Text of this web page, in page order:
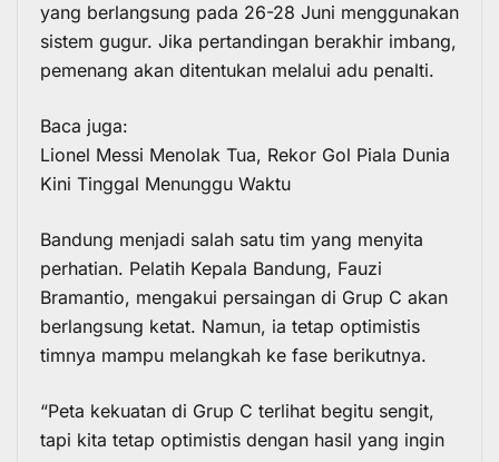
yang berlangsung pada 26-28 Juni menggunakan
sistem gugur. Jika pertandingan berakhir imbang,
pemenang akan ditentukan melalui adu penalti.
Baca juga:
Lionel Messi Menolak Tua, Rekor Gol Piala Dunia
Kini Tinggal Menunggu Waktu
Bandung menjadi salah satu tim yang menyita
perhatian. Pelatih Kepala Bandung, Fauzi
Bramantio, mengakui persaingan di Grup C akan
berlangsung ketat. Namun, ia tetap optimistis
timnya mampu melangkah ke fase berikutnya.
“Peta kekuatan di Grup C terlihat begitu sengit,
tapi kita tetap optimistis dengan hasil yang ingin